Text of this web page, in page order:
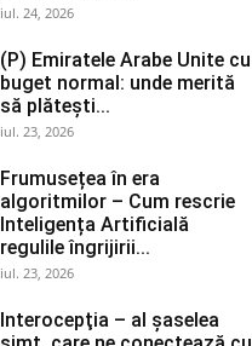
iul. 24, 2026
(P) Emiratele Arabe Unite cu
buget normal: unde merită
să plătești...
iul. 23, 2026
Frumusețea în era
algoritmilor – Cum rescrie
Inteligența Artificială
regulile îngrijirii...
iul. 23, 2026
Interocepţia – al șaselea